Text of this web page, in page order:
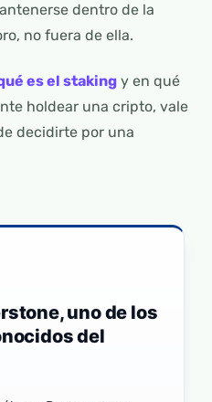
dentro de la
no fuera de ella.
es el staking y en qué
holdear una cripto, vale
decidirte por una
uno de los
del